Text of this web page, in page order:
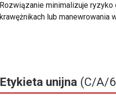
Rozwiązanie minimalizuje
krawężnikach lub manewrowania
Etykieta unijna (C/A/